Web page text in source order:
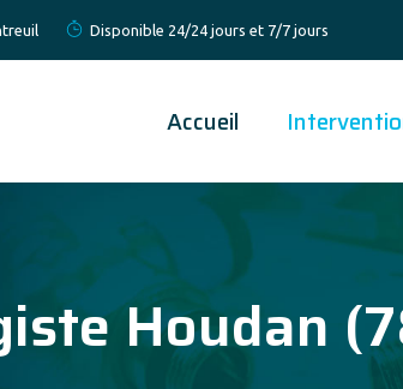
Disponible 24/24 jours et 7/7 jours
Accueil
Houdan